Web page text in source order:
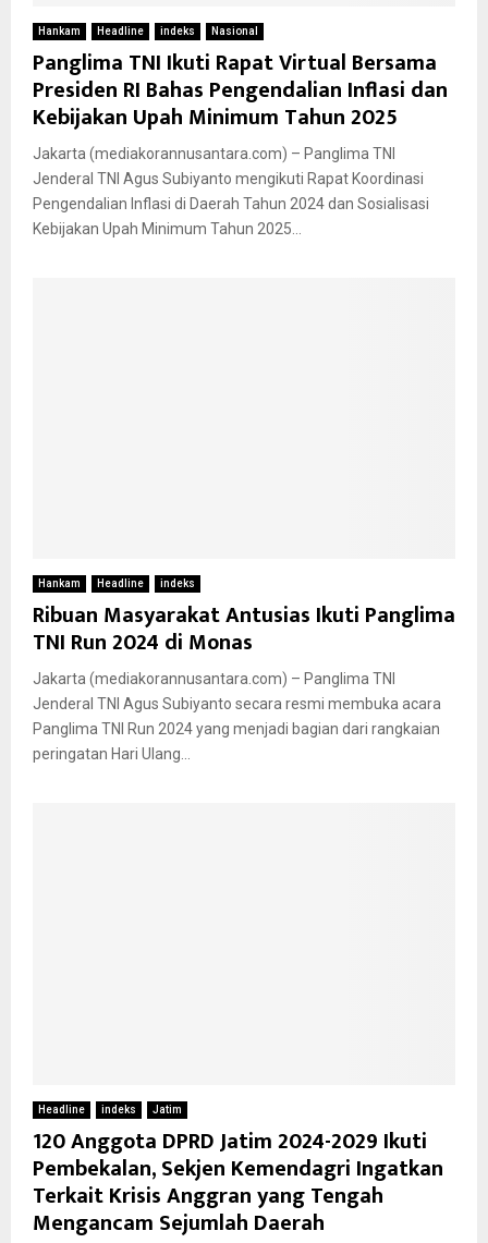
Hankam Headline indeks Nasional
Panglima TNI Ikuti Rapat Virtual Bersama
Presiden RI Bahas Pengendalian Inflasi dan
Kebijakan Upah Minimum Tahun 2025
Jakarta (mediakorannusantara.com) – Panglima TNI
Jenderal TNI Agus Subiyanto mengikuti Rapat Koordinasi
Pengendalian Inflasi di Daerah Tahun 2024 dan Sosialisasi
Kebijakan Upah Minimum Tahun 2025...
Hankam Headline indeks
Ribuan Masyarakat Antusias Ikuti Panglima
TNI Run 2024 di Monas
Jakarta (mediakorannusantara.com) – Panglima TNI
Jenderal TNI Agus Subiyanto secara resmi membuka acara
Panglima TNI Run 2024 yang menjadi bagian dari rangkaian
peringatan Hari Ulang...
Headline indeks Jatim
120 Anggota DPRD Jatim 2024-2029 Ikuti
Pembekalan, Sekjen Kemendagri Ingatkan
Terkait Krisis Anggran yang Tengah
Mengancam Sejumlah Daerah